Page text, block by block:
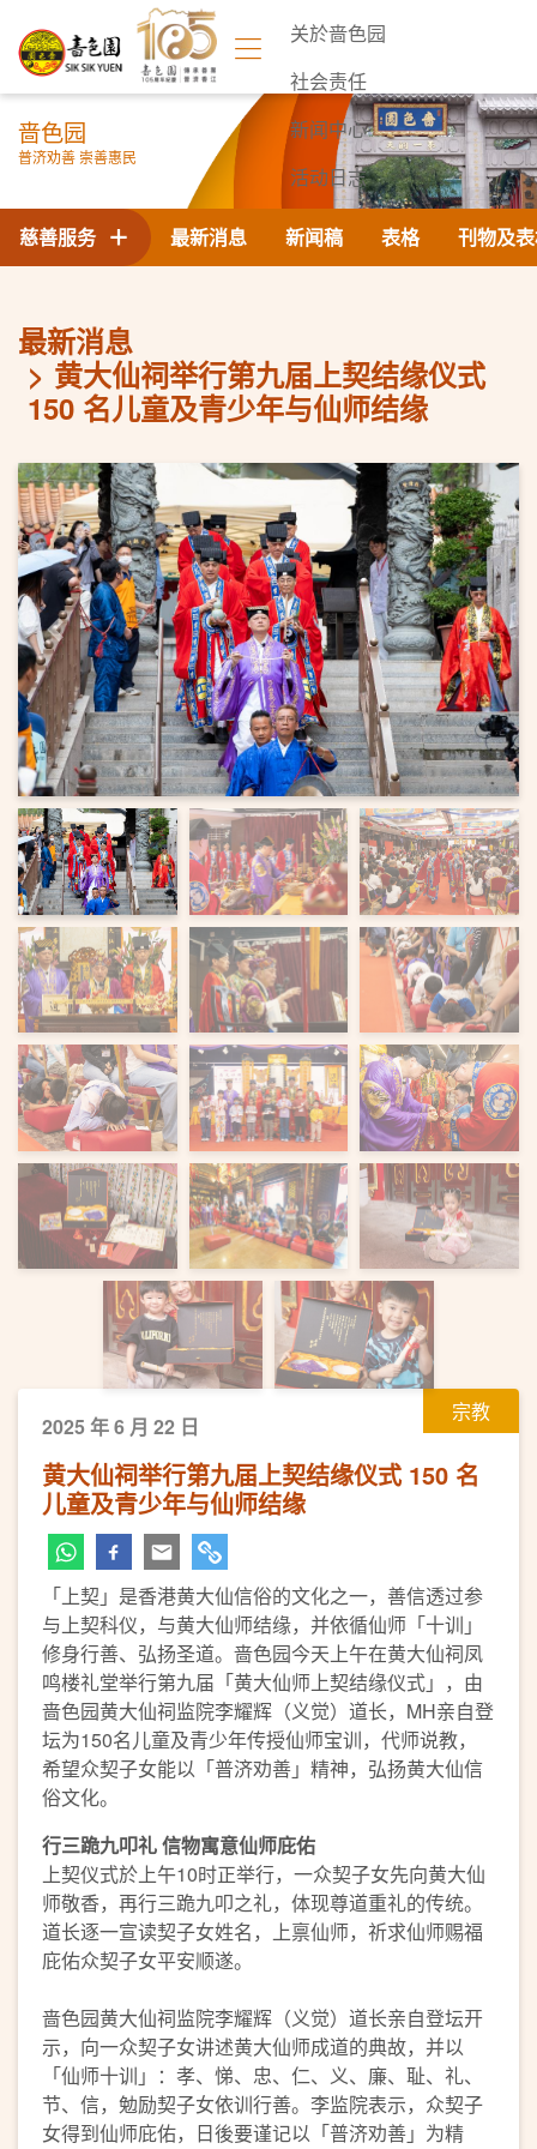
关於啬色园
社会责任
新闻中心
活动日志
联络我们
啬色园
普济劝善 崇善惠民
最新消息 新闻稿 表格 刊物及
慈善服务
最新消息
黄大仙祠举行第九届上契结缘仪式
150 名儿童及青少年与仙师结缘
上一页 下一页
宗教
2025 年 6 月 22 日
黄大仙祠举行第九届上契结缘仪式 150 名
儿童及青少年与仙师结缘
「上契」是香港黄大仙信俗的文化之一，善信透过参
与上契科仪，与黄大仙师结缘，并依循仙师「十训」
修身行善、弘扬圣道。啬色园今天上午在黄大仙祠凤
鸣楼礼堂举行第九届「黄大仙师上契结缘仪式」，由
啬色园黄大仙祠监院李耀辉（义觉）道长，MH亲自登
坛为150名儿童及青少年传授仙师宝训，代师说教，
希望众契子女能以「普济劝善」精神，弘扬黄大仙信
俗文化。
行三跪九叩礼信物寓意仙师庇佑
上契仪式於上午10时正举行，一众契子女先向黄大仙
师敬香，再行三跪九叩之礼，体现尊道重礼的传统。
道长逐一宣读契子女姓名，上禀仙师，祈求仙师赐福
庇佑众契子女平安顺遂。
啬色园黄大仙祠监院李耀辉（义觉）道长亲自登坛开
示，向一众契子女讲述黄大仙师成道的典故，并以
「仙师十训」：孝、悌、忠、仁、义、廉、耻、礼、
节、信，勉励契子女依训行善。李监院表示，众契子
女得到仙师庇佑，日後要谨记以「普济劝善」为精